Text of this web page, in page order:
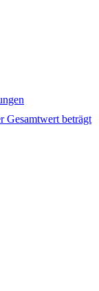
Gesamtwert beträgt